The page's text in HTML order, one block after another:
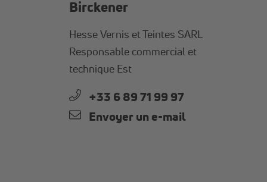
Birckener
Hesse Vernis et Teintes SARL
Responsable commercial et
technique Est
+33 6 89 71 99 97
Envoyer un e-mail